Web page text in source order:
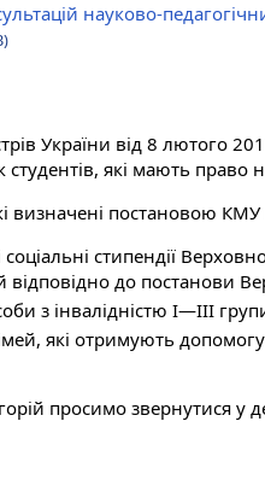
науково-
України від 8 лютого
які мають право
визначені постановою
стипендії
відповідно до постанови
з інвалідністю I—III
які отримують
просимо звернутися